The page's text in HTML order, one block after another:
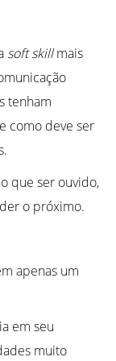
soft skillmais
tenham
como deve ser
que ser ouvido,
o próximo.
apenas um
em seu
muito